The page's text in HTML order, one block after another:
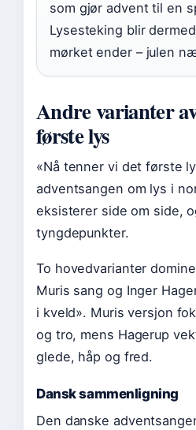
som gjør advent til en
Lysesteking blir
mørket ender – julen
Andre varianter
første lys
«Nå tenner vi det første
adventsangen om lys i
eksisterer side om side,
tyngdepunkter.
To hovedvarianter
Muris sang og Inger
i kveld». Muris versjon
og tro, mens Hagerup
glede, håp og fred.
Dansk sammenligning
Den danske